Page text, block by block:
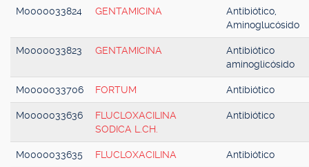
M0000033824 GENTAMICINA
Antibiótico,
Aminoglucósido
M0000033823 GENTAMICINA
Antibiótico
aminoglicósido
M0000033706 FORTUM Antibiótico
M0000033636
FLUCLOXACILINA
SODICA L.CH.
Antibiótico
M0000033635 FLUCLOXACILINA Antibiótico